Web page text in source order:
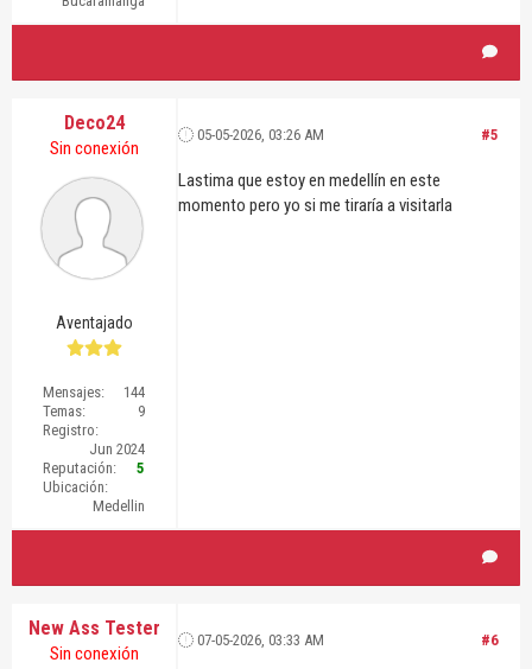
Deco24
Sin conexión
Aventajado
Mensajes:
144
Temas:
9
Registro:
Jun 2024
Reputación:
5
Ubicación:
Medellin
#5
05-05-2026, 03:26 AM
Lastima que estoy en medellín en este
momento pero yo si me tiraría a visitarla
New Ass Tester
Sin conexión
#6
07-05-2026, 03:33 AM